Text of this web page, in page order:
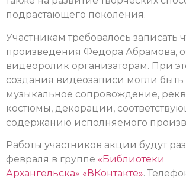
подрастающего поколения.
Участникам требовалось записать
произведения Федора Абрамова,
видеоролик организаторам. При
создания видеозаписи могли
музыкальное сопровождение,
костюмы, декорации,
содержанию исполняемого
Работы участников акции будут
февраля в группе «Библиотеки
Архангельска» «ВКонтакте».